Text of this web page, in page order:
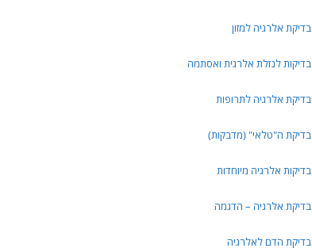
בדיקת אלרגיה למזון
בדיקות לנזלת אלרגית ואסתמה
בדיקת אלרגיה לתרופות
בדיקת ה"טלאי" (מדבקות)
בדיקות אלרגיה מיוחדות
בדיקת אלרגיה – הדגמה
בדיקת הדם לאלרגיה